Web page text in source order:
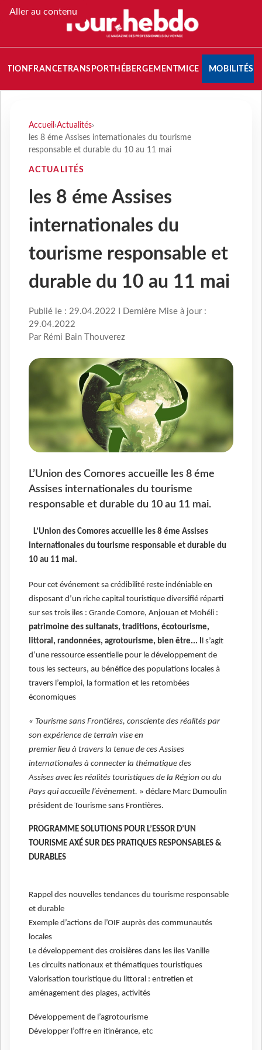
Aller au contenu
FRANCETRANSPORT HÉBERGEMENTMICE MOBILITÉS
Accueil ›Actualités›
les 8 éme Assises internationales du tourisme
responsable et durable du 10 au 11 mai
ACTUALITÉS
les 8 éme Assises
internationales du
tourisme responsable et
durable du 10 au 11 mai
Publié le : 29.04.2022 I Dernière Mise à jour :
29.04.2022
Par Rémi Bain Thouverez
L’Union des Comores accueille les 8 éme
Assises internationales du tourisme
responsable et durable du 10 au 11 mai.
L’Union des Comores accueille les 8 éme Assises
internationales du tourisme responsable et durable du
10 au 11 mai.
Pour cet événement sa crédibilité reste indéniable en
disposant d’un riche capital touristique diversifié réparti
sur ses trois iles : Grande Comore, Anjouan et Mohéli :
patrimoine des sultanats, traditions, écotourisme,
littoral, randonnées, agrotourisme, bien être... Il s’agit
d’une ressource essentielle pour le développement de
tous les secteurs, au bénéfice des populations locales à
travers l’emploi, la formation et les retombées
économiques
« Tourisme sans Frontières, consciente des réalités par
son expérience de terrain vise en
premier lieu à travers la tenue de ces Assises
internationales à connecter la thématique des
Assises avec les réalités touristiques de la Région ou du
Pays qui accueille l’évènement. » déclare Marc Dumoulin
président de Tourisme sans Frontières.
PROGRAMME SOLUTIONS POUR L’ESSOR D’UN
TOURISME AXÉ SUR DES PRATIQUES RESPONSABLES &
DURABLES
Rappel des nouvelles tendances du tourisme responsable
et durable
Exemple d’actions de l’OIF auprès des communautés
locales
Le développement des croisières dans les iles Vanille
Les circuits nationaux et thématiques touristiques
Valorisation touristique du littoral : entretien et
aménagement des plages, activités
Développement de l’agrotourisme
Développer l’offre en itinérance, etc